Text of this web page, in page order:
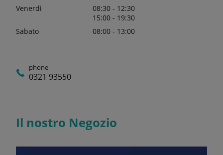
Venerdì
08:30 - 12:30
15:00 - 19:30
Sabato
08:00 - 13:00
phone
0321 93550
Il nostro Negozio